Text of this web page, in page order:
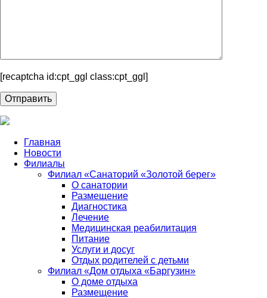
[recaptcha id:cpt_ggl class:cpt_ggl]
Главная
Новости
Филиалы
Филиал «Санаторий «Золотой берег»
О санатории
Размещение
Диагностика
Лечение
Медицинская реабилитация
Питание
Услуги и досуг
Отдых родителей с детьми
Филиал «Дом отдыха «Баргузин»
О доме отдыха
Размещение